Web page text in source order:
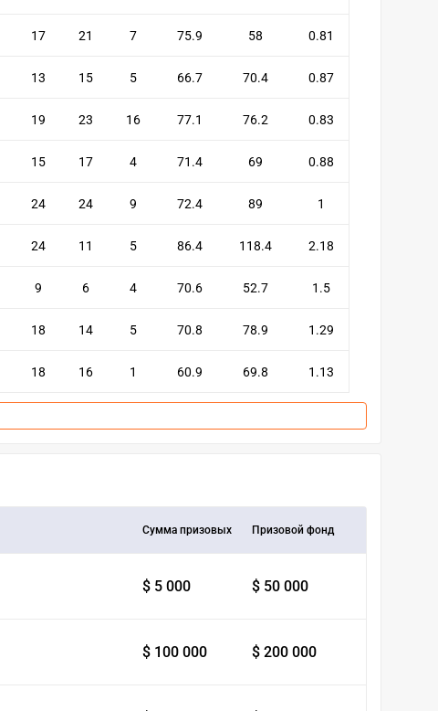
17 21 7 75.9 58 0.81
13 15 5 66.7 70.4 0.87
19 23 16 77.1 76.2 0.83
15 17 4 71.4 69 0.88
24 24 9 72.4 89 1
24 11 5 86.4 118.4 2.18
9 6 4 70.6 52.7 1.5
18 14 5 70.8 78.9 1.29
18 16 1 60.9 69.8 1.13
Сумма призовых Призовой фонд
$ 5 000 $ 50 000
$ 100 000 $ 200 000